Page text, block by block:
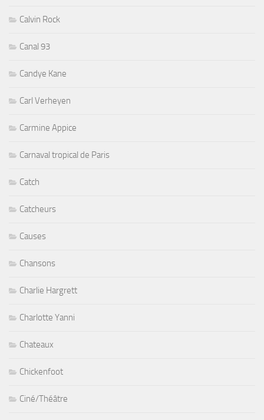
Calvin Rock
Canal 93
Candye Kane
Carl Verheyen
Carmine Appice
Carnaval tropical de Paris
Catch
Catcheurs
Causes
Chansons
Charlie Hargrett
Charlotte Yanni
Chateaux
Chickenfoot
Ciné/Théâtre